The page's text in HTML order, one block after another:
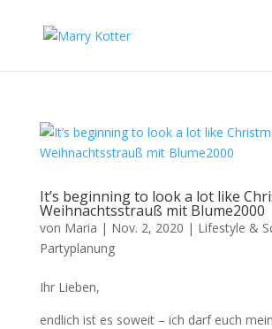
It’s beginning to look a lot like
Weihnachtsstrauß mit Blume2000
von Maria | Nov. 2, 2020 | Lifestyle &
Partyplanung
Ihr Lieben,
endlich ist es soweit – ich darf euch